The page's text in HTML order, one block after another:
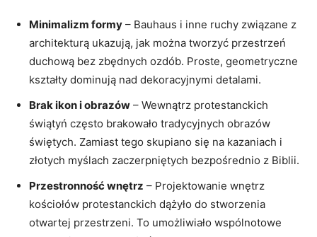
Minimalizm formy – Bauhaus i inne ruchy związane z
architekturą ukazują, jak można tworzyć przestrzeń
duchową bez zbędnych ozdób. Proste, geometryczne
kształty dominują nad dekoracyjnymi detalami.
Brak ikon i obrazów – Wewnątrz protestanckich
świątyń często brakowało tradycyjnych obrazów
świętych. Zamiast tego skupiano się na kazaniach i
złotych myślach zaczerpniętych bezpośrednio z Biblii.
Przestronność wnętrz – Projektowanie wnętrz
kościołów protestanckich dążyło do stworzenia
otwartej przestrzeni. To umożliwiało wspólnotowe